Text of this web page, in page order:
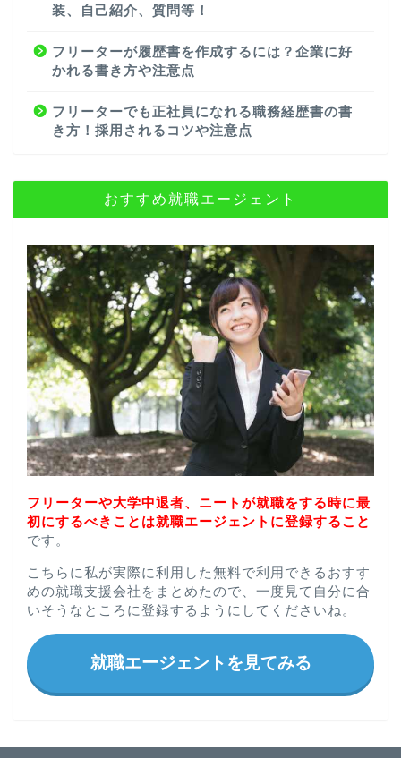
装、自己紹介、質問等！
フリーターが履歴書を作成するには？企業に好
かれる書き方や注意点
フリーターでも正社員になれる職務経歴書の書
き方！採用されるコツや注意点
おすすめ就職エージェント
フリーターや大学中退者、ニートが就職をする時に最
初にするべきことは就職エージェントに登録すること
です。
こちらに私が実際に利用した無料で利用できるおすす
めの就職支援会社をまとめたので、一度見て自分に合
いそうなところに登録するようにしてくださいね。
就職エージェントを見てみる